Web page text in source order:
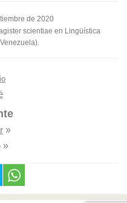
me ayudó
de 2020
scientiae en Lingüística
»
»